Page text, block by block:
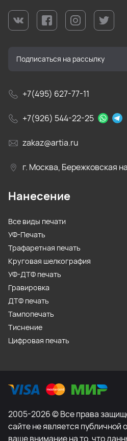
+7(495) 627-77-11
+7(926) 544-22-25
zakaz@artia.ru
г. Москва, Бережковская
Нанесение
Все виды печати
УФ-Печать
Трафаретная печать
Круговая шелкография
УФ-ДТФ печать
Гравировка
ДТФ печать
Тампопечать
Тиснение
Цифровая печать
2005-2026 © Все права
сайте не является
ваше внимание на то, что